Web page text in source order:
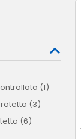
(1)
(3)
(6)